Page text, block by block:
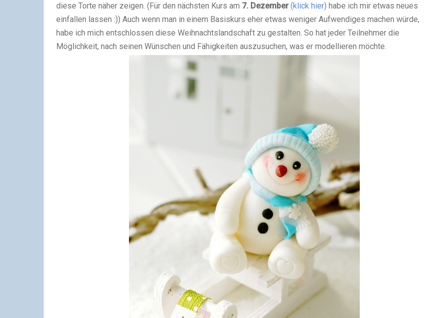
diese Torte näher zeigen. (Für den nächsten Kurs am 7. Dezember (klick hier) habe ich mir etwas neues
einfallen lassen :)) Auch wenn man in einem Basiskurs eher etwas weniger Aufwendiges machen würde,
habe ich mich entschlossen diese Weihnachtslandschaft zu gestalten. So hat jeder Teilnehmer die
Möglichkeit, nach seinen Wünschen und Fähigkeiten auszusuchen, was er modellieren möchte.